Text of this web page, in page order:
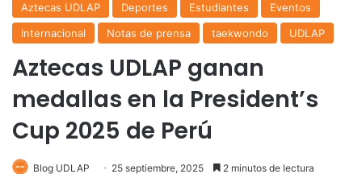
Aztecas UDLAP Deportes Estudiantes
Eventos
Internacional
Notas de prensa taekwondo UDLAP
Aztecas UDLAP ganan
medallas en la President’s
Cup 2025 de Perú
Blog UDLAP 25 septiembre, 2025 2 minutos de lectura